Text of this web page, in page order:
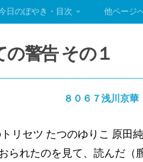
日のぼやき・目次 他ページ
警告 その１
８０６７浅川京華
リセツ たつのゆりこ 原田
られたのを見て、読んだ（